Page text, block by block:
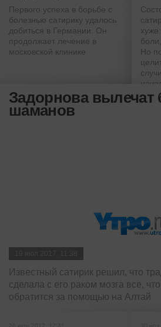
Первого успеха в борьбе с
болезнью сатирику удалось
добиться в Германии. Он
продолжает лечение в
московской клинике
Но
Задорнова вылечат
шаманов
Известный сатирик решил, что
сделала с его раком мозга все,
обратится за помощью на Алтай